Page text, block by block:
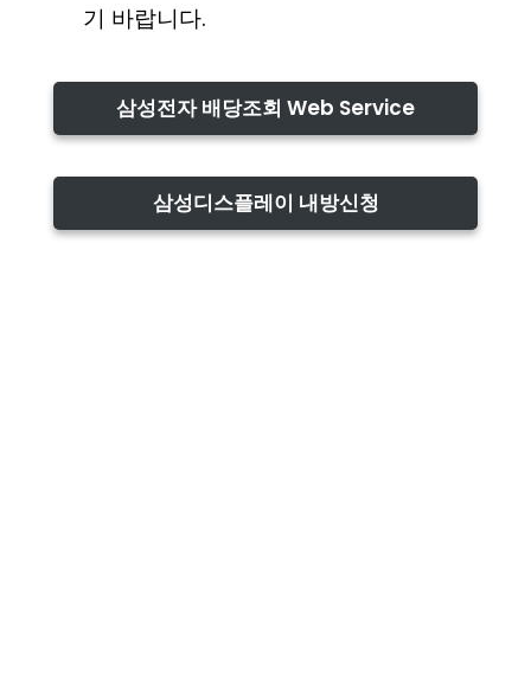
기 바랍니다.
삼성전자 배당조회 Web Service
삼성디스플레이 내방신청